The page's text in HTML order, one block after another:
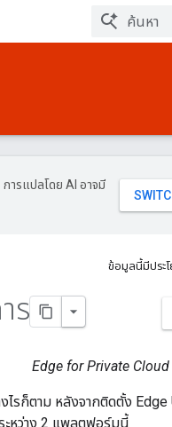
ารแปลโดย AI อาจมี
ข้อมูลนี้มีประโ
ร
Edge for Private
รก็ตาม หลังจากติดตั้ง
หว่าง 2 แพลตฟอร์มนี้